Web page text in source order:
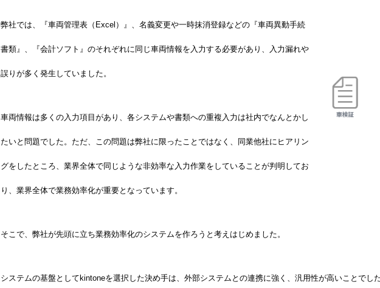
弊社では、『車両管理表（Excel）』、名義変更や一時抹消登録などの『車両異動手続
書類』、『会計ソフト』のそれぞれに同じ車両情報を入力する必要があり、 入力漏れや
誤りが多く発生していました。
車両情報は多くの入力項目があり、各システムや書類への重複入力は社内でなんとかし
たいと問題でした。 ただ、この問題は弊社に限ったことではなく、同業他社にヒアリン
グをしたところ、業界全体で同じような非効率な入力作業をしていることが判明してお
り、業界全体で業務効率化が重要となっています。
そこで、弊社が先頭に立ち業務効率化のシステムを作ろうと考えはじめました。
システムの基盤としてkintoneを選択した決め手は、外部システムとの連携に強く、汎用性が高いことでし